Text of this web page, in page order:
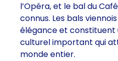
l’Opéra, et le bal du
connus. Les bals
élégance et constituent
culturel important qui
monde entier.